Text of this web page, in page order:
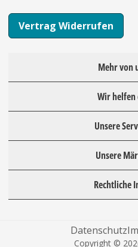
Vertrag Widerrufen
Mehr von
Wir
Unsere
Unsere
Rechtliche
Datenschutz
Copyright ©